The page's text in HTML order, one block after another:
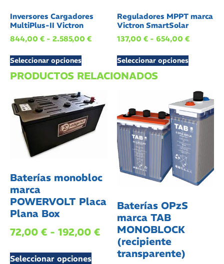
Inversores Cargadores
MultiPlus-II Victron
844,00 € - 2.585,00 €
Seleccionar opciones
Reguladores MPPT marca
Victron SmartSolar
137,00 € - 654,00 €
Seleccionar opciones
PRODUCTOS RELACIONADOS
Baterías monobloc
marca
POWERVOLT Placa
Plana Box
72,00 € - 192,00 €
Seleccionar opciones
Baterías OPzS
marca TAB
MONOBLOCK
(recipiente
transparente)